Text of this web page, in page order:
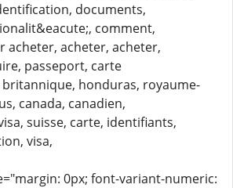
documents,
comment,
acheter, acheter, acheter,
passeport, carte
honduras, royaume-
canada, canadien,
suisse, carte, identifiants,
visa,
0px; font-variant-numeric: